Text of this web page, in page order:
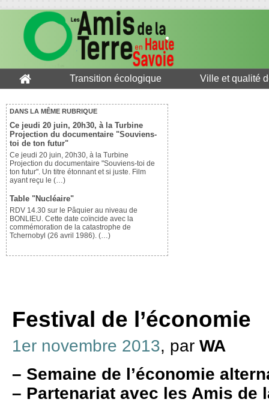
Transition écologique Ville et qualité
DANS LA MÊME RUBRIQUE
Ce jeudi 20 juin, 20h30, à la Turbine
Projection du documentaire "Souviens-
toi de ton futur"
Ce jeudi 20 juin, 20h30, à la Turbine
Projection du documentaire "Souviens-toi de
ton futur". Un titre étonnant et si juste. Film
ayant reçu le (…)
Table "Nucléaire"
RDV 14.30 sur le Pâquier au niveau de
BONLIEU. Cette date coïncide avec la
commémoration de la catastrophe de
Tchernobyl (26 avril 1986). (…)
Festival de l’économie
1er novembre 2013, par WA
– Semaine de l’économie
– Partenariat avec les Amis de